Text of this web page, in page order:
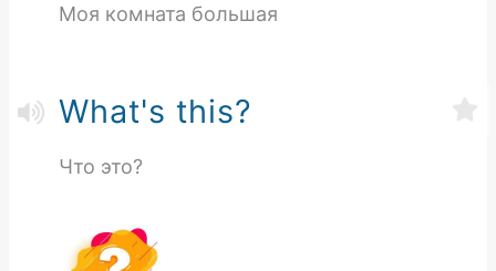
Моя комната большая
What's this?
Что это?